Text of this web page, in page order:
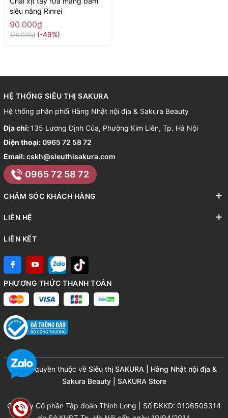
siêu năng Rinrei
90.000₫
175.000₫ (-49%)
HỆ THỐNG SIÊU THỊ SAKURA
Hệ thống phân phối Hàng Nhật nội địa & Sakura Beauty
Địa chỉ: 135 Lương Định Của, Phường Kim Liên, Tp. Hà Nội
Điện thoại:0965 72 58 72
Email:cskh@sieuthisakura.com
0965 72 58 72
CHĂM SÓC KHÁCH HÀNG
LIÊN HỆ
LIÊN KẾT
PHƯƠNG THỨC THANH TOÁN
© Bản quyền thuộc về Siêu thị SAKURA | Hàng Nhật nội địa &
Sakura Beauty | SAKURA Store
Công ty Cổ phần Tập đoàn Thịnh Long | Số ĐKKD: 0106505314